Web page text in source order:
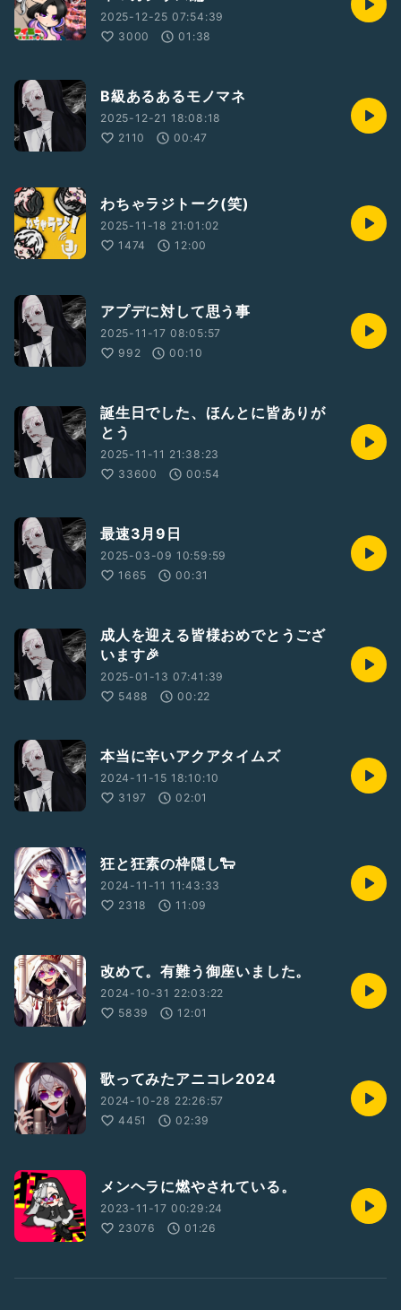
2025-12-25 07:54:39
3000
01:38
B級あるあるモノマネ
2025-12-21 18:08:18
2110
00:47
わちゃラジトーク(笑)
2025-11-18 21:01:02
1474
12:00
アプデに対して思う事
2025-11-17 08:05:57
992
00:10
誕生日でした、ほんとに皆ありが
とう
2025-11-11 21:38:23
33600
00:54
最速3月9日
2025-03-09 10:59:59
1665
00:31
成人を迎える皆様おめでとうござ
います🎉
2025-01-13 07:41:39
5488
00:22
本当に辛いアクアタイムズ
2024-11-15 18:10:10
3197
02:01
狂と狂素の枠隠し🐑
2024-11-11 11:43:33
2318
11:09
改めて。有難う御座いました。
2024-10-31 22:03:22
5839
12:01
歌ってみたアニコレ2024
2024-10-28 22:26:57
4451
02:39
メンヘラに燃やされている。
2023-11-17 00:29:24
23076
01:26